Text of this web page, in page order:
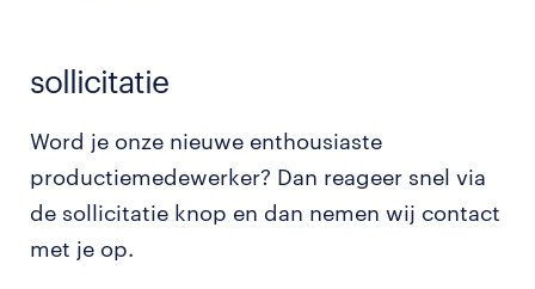
sollicitatie
Word je onze nieuwe enthousiaste
productiemedewerker? Dan reageer snel via
de sollicitatie knop en dan nemen wij contact
met je op.